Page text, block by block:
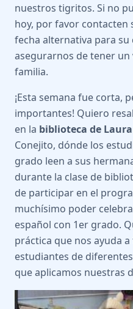
nuestros tigritos. Si no
hoy, por favor contacten
fecha alternativa para
asegurarnos de tener
familia.
¡Esta semana fue corta,
importantes! Quiero
en la biblioteca de
Conejito, dónde los
grado leen a sus
durante la clase de
de participar en el
muchísimo poder
español con 1er grado.
práctica que nos ayuda
estudiantes de
que aplicamos nuestras